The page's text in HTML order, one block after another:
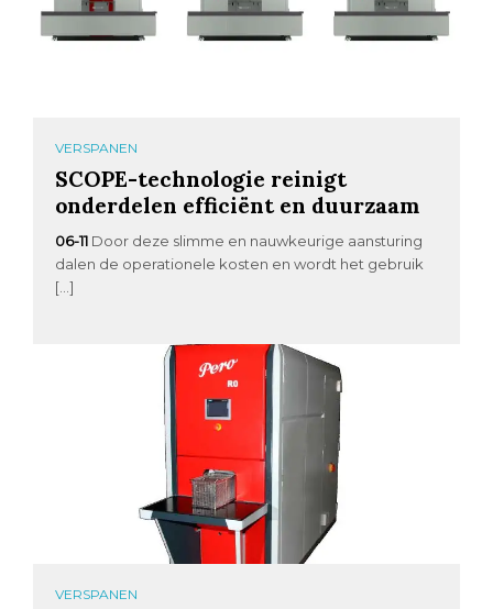
VERSPANEN
SCOPE-technologie reinigt
onderdelen efficiënt en duurzaam
06-11 Door deze slimme en nauwkeurige aansturing
dalen de operationele kosten en wordt het gebruik
[…]
VERSPANEN